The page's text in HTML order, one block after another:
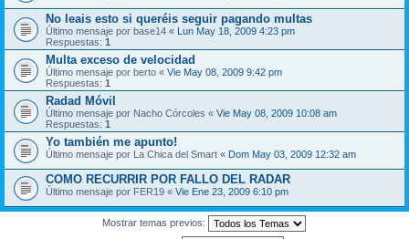
No leais esto si queréis seguir pagando multas
Último mensaje por base14 « Lun May 18, 2009 4:23 pm
Respuestas: 1
Multa exceso de velocidad
Último mensaje por berto « Vie May 08, 2009 9:42 pm
Respuestas: 1
Radad Móvil
Último mensaje por Nacho Córcoles « Vie May 08, 2009 10:08 am
Respuestas: 1
Yo también me apunto!
Último mensaje por La Chica del Smart « Dom May 03, 2009 12:32 am
COMO RECURRIR POR FALLO DEL RADAR
Último mensaje por FER19 « Vie Ene 23, 2009 6:10 pm
Mostrar temas previos: